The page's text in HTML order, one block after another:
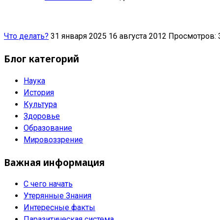
Что делать? 31 января 2025 16 августа 2012 Просмотров:
Блог категорий
Наука
История
Культура
Здоровье
Образование
Мировоззрение
Важная информация
С чего начать
Утерянные Знания
Интересные факты